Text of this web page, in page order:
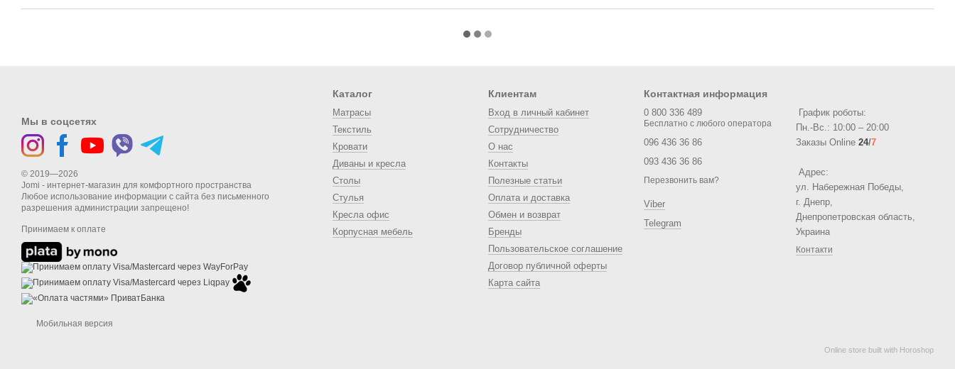
Мы в соцсетях
© 2019—2026
Jomi - интернет-магазин для комфортного пространства
Любое использование информации с сайта без письменного
разрешения администрации запрещено!
Принимаем к оплате
Мобильная версия
Каталог
Матрасы
Текстиль
Кровати
Диваны и кресла
Столы
Стулья
Кресла офис
Корпусная мебель
Клиентам
Вход в личный кабинет
Сотрудничество
О нас
Контакты
Полезные статьи
Оплата и доставка
Обмен и возврат
Бренды
Пользовательское соглашение
Договор публичной оферты
Карта сайта
Контактная информация
0 800 336 489
096 436 36 86
093 436 36 86
Перезвонить вам?
Viber
Telegram
График роботы:
Пн.-Вс.: 10:00 – 20:00
Заказы Online 24/7
Адрес:
ул. Набережная Победы,
г. Днепр,
Днепропетровская область,
Украина
Контакти
Online store built with Horoshop